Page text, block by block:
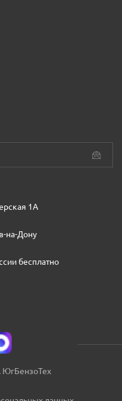
1А
на-Дону
бесплатно
ЮгБензоТех